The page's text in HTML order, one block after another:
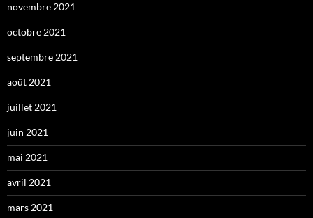
novembre 2021
octobre 2021
septembre 2021
août 2021
juillet 2021
juin 2021
mai 2021
avril 2021
mars 2021